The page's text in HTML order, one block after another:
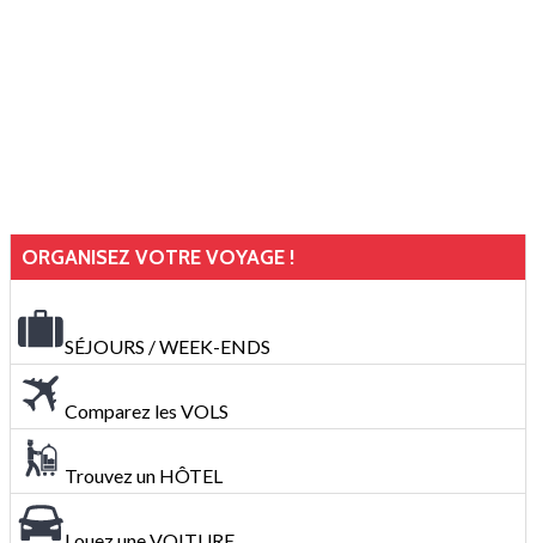
ORGANISEZ VOTRE VOYAGE !
SÉJOURS / WEEK-ENDS
Comparez les VOLS
Trouvez un HÔTEL